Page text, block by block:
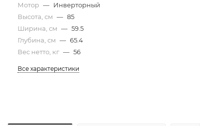
Мотор — Инверторный
Высота, см — 85
Ширина, см — 59.5
Глубина, см — 65.4
Вес нетто, кг — 56
Все характеристики